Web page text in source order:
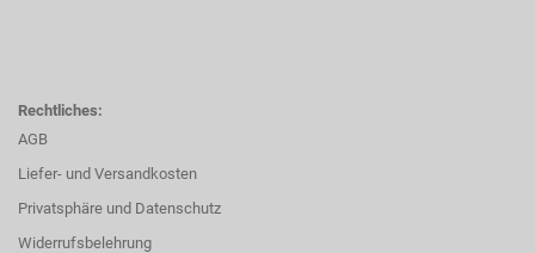
Rechtliches:
AGB
Liefer- und Versandkosten
Privatsphäre und Datenschutz
Widerrufsbelehrung